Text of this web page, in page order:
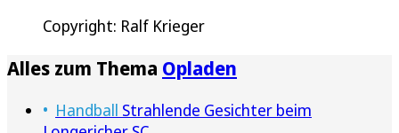
Copyright: Ralf Krieger
Alles zum Thema Opladen
Handball Strahlende Gesichter beim